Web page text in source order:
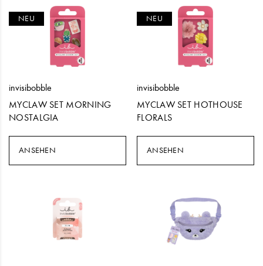
NEU
invisibobble
MYCLAW SET MORNING
NOSTALGIA
ANSEHEN
NEU
invisibobble
MYCLAW SET HOTHOUSE
FLORALS
ANSEHEN